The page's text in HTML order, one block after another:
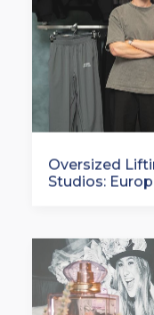
Oversized
Studios: